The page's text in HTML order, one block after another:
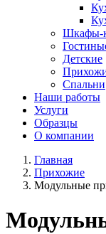
Шкафы-
Детские
Спальни
Наши работы
Услуги
Образцы
О компании
Главная
Прихожие
Модульные